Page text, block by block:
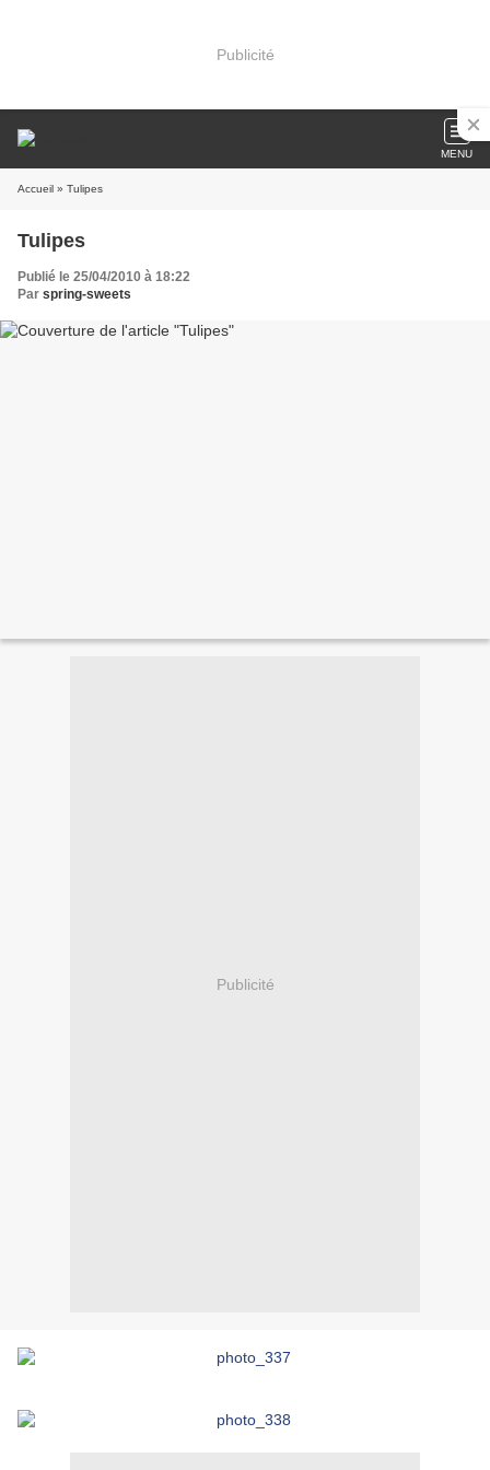
Publicité
MENU
Accueil » Tulipes
Tulipes
Publié le 25/04/2010 à 18:22
Par spring-sweets
Publicité